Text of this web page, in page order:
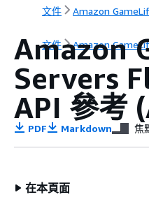
文件 Amazon
文件 Amazon
Amazon
Servers
API 參考
PDF Markdown 焦
在本頁面